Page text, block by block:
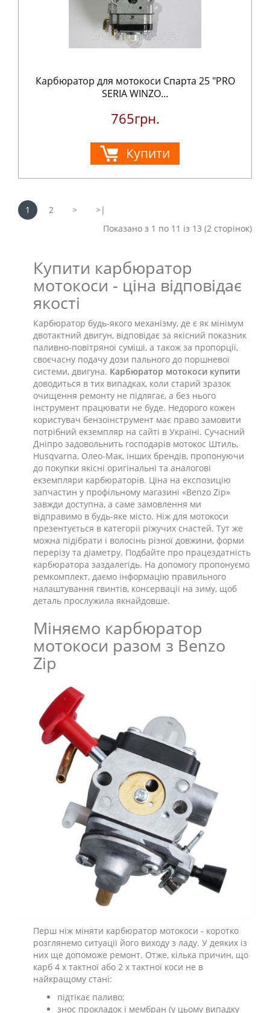
Карбюратор для мотокоси Спарта 25 "PRO
SERIA WINZO...
765грн.
Купити
1 2 >
>|
Показано з 1 по 11 із 13 (2 сторінок)
Купити карбюратор
мотокоси - ціна відповідає
якості
Карбюратор будь-якого механізму, де є як мінімум
двотактний двигун, відповідає за якісний показник
паливно-повітряної суміші, а також за пропорції,
своєчасну подачу дози пального до поршневої
системи, двигуна. Карбюратор мотокоси купити
доводиться в тих випадках, коли старий зразок
очищення ремонту не підлягає, а без нього
інструмент працювати не буде. Недорого кожен
користувач бензоінструмент має право замовити
потрібний екземпляр на сайті в Україні. Сучасний
Дніпро задовольнить господарів мотокос Штиль,
Husqvarna, Олео-Мак, інших брендів, пропонуючи
до покупки якісні оригінальні та аналогові
екземпляри карбюраторів. Ціна на експозицію
запчастин у профільному магазині «Benzo Zip»
завжди доступна, а саме замовлення ми
відправимо в будь-яке місто. Ніж для мотокоси
презентується в категорії ріжучих снастей. Тут же
можна підібрати і волосінь різної довжини, форми
перерізу та діаметру. Подбайте про працездатність
карбюратора заздалегідь. На допомогу пропонуємо
ремкомплект, даємо інформацію правильного
налаштування гвинтів, консервації на зиму, щоб
деталь прослужила якнайдовше.
Міняємо карбюратор
мотокоси разом з Benzo
Zip
Перш ніж міняти карбюратор мотокоси - коротко
розглянемо ситуації його виходу з ладу. У деяких із
них ще допоможе ремонт. Отже, кілька причин, що
карб 4 х тактної або 2 х тактної коси не в
найкращому стані:
підтікає паливо;
знос прокладок і мембран (у цьому випадку